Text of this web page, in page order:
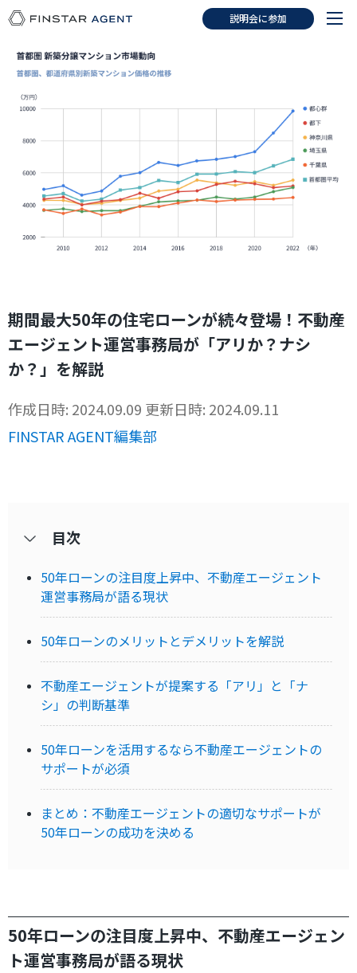
説明会に参加
期間最大50年の住宅ローンが続々登場！不動産
エージェント運営事務局が「アリか？ナシ
か？」を解説
作成日時: 2024.09.09 更新日時: 2024.09.11
FINSTAR AGENT編集部
目次
50年ローンの注目度上昇中、不動産エージェント
運営事務局が語る現状
50年ローンのメリットとデメリットを解説
不動産エージェントが提案する「アリ」と「ナ
シ」の判断基準
50年ローンを活用するなら不動産エージェントの
サポートが必須
まとめ：不動産エージェントの適切なサポートが
50年ローンの成功を決める
50年ローンの注目度上昇中、不動産エージェン
ト運営事務局が語る現状